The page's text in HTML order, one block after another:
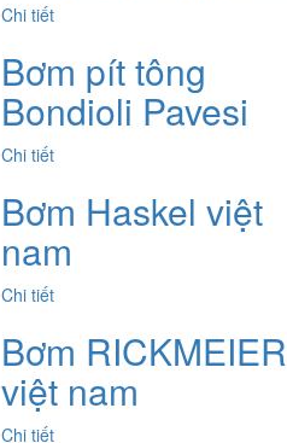
Chi tiết
Bơm pít tông
Bondioli Pavesi
Chi tiết
Bơm Haskel việt
nam
Chi tiết
Bơm RICKMEIER
việt nam
Chi tiết